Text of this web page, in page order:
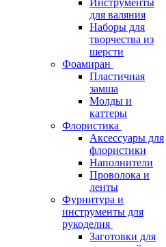
Инструменты
для валяния
Наборы для
творчества из
шерсти
Фоамиран
Пластичная
замша
Молды и
каттеры
Флористика
Аксессуары для
флористики
Наполнители
Проволока и
ленты
Фурнитура и
инструменты для
рукоделия
Заготовки для